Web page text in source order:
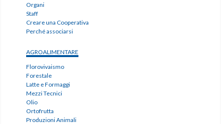
Organi
Staff
Creare una Cooperativa
Perché associarsi
AGROALIMENTARE
Florovivaismo
Forestale
Latte e Formaggi
Mezzi Tecnici
Olio
Ortofrutta
Produzioni Animali